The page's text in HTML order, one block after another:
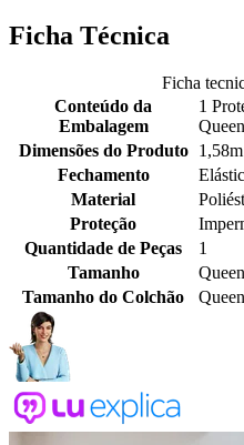
Ficha Técnica
Ficha
Conteúdo da
Embalagem
1
Queen
Dimensões do Produto
Fechamento
Material
Proteção
Quantidade de Peças
1
Tamanho
Queen
Tamanho do Colchão
Queen